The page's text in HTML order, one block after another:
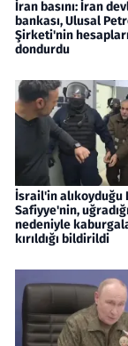
İran basını: İran
bankası, Ulusal
Şirketi'nin
dondurdu
İsrail'in alıkoyduğu
Safiyye'nin,
nedeniyle
kırıldığı bildirildi